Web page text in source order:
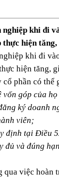
khi đi
hiện
khi đi
hiện tăng,
phần có thể
góp của
ký doanh
viên;
định tại Điều
đủ và đúng
việc hoàn